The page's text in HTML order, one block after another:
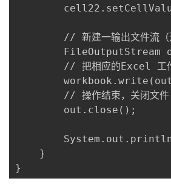
// 新建一输出文件流（注意
FileOutputStream out
// 把相应的Excel 工作
// 操作结束，关闭文件
out.close();
System.out.println("
}
}